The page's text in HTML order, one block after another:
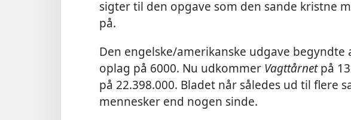
sigter til den opgave som den sande kristne
på.
Den engelske/amerikanske udgave begyndte
oplag på 6000. Nu udkommer Vagttårnetpå
på 22.398.000. Bladet når således ud til flere
mennesker end nogen sinde.